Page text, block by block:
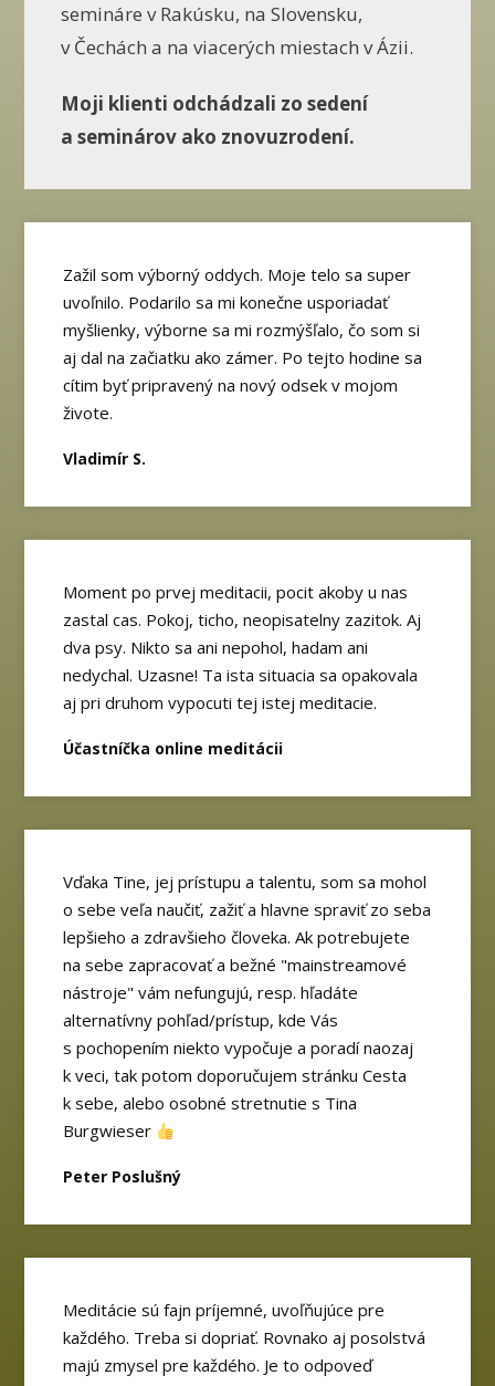
semináre v Rakúsku, na Slovensku,
v Čechách a na viacerých miestach v Ázii.
Moji klienti odchádzali zo sedení
a seminárov ako znovuzrodení.
Zažil som výborný oddych. Moje telo sa super
uvoľnilo. Podarilo sa mi konečne usporiadať
myšlienky, výborne sa mi rozmýšľalo, čo som si
aj dal na začiatku ako zámer. Po tejto hodine sa
cítim byť pripravený na nový odsek v mojom
živote.
Vladimír S.
Moment po prvej meditacii, pocit akoby u nas
zastal cas. Pokoj, ticho, neopisatelny zazitok. Aj
dva psy. Nikto sa ani nepohol, hadam ani
nedychal. Uzasne! Ta ista situacia sa opakovala
aj pri druhom vypocuti tej istej meditacie.
Účastníčka online meditácii
Vďaka Tine, jej prístupu a talentu, som sa mohol
o sebe veľa naučiť, zažiť a hlavne spraviť zo seba
lepšieho a zdravšieho človeka. Ak potrebujete
na sebe zapracovať a bežné "mainstreamové
nástroje" vám nefungujú, resp. hľadáte
alternatívny pohľad/prístup, kde Vás
s pochopením niekto vypočuje a poradí naozaj
k veci, tak potom doporučujem stránku Cesta
k sebe, alebo osobné stretnutie s Tina
Burgwieser
Peter Poslušný
Meditácie sú fajn príjemné, uvoľňujúce pre
každého. Treba si dopriať. Rovnako aj posolstvá
majú zmysel pre každého. Je to odpoveď